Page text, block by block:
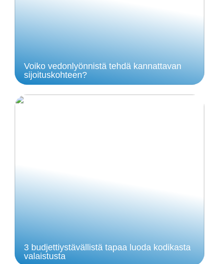
Voiko vedonlyönnistä tehdä kannattavan
sijoituskohteen?
3 budjettiystävällistä tapaa luoda kodikasta
valaistusta